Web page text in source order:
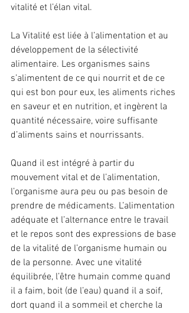
vitalité et l’élan vital.
La Vitalité est liée à l’alimentation et au
développement de la sélectivité
alimentaire. Les organismes sains
s’alimentent de ce qui nourrit et de ce
qui est bon pour eux, les aliments riches
en saveur et en nutrition, et ingèrent la
quantité nécessaire, voire suffisante
d’aliments sains et nourrissants.
Quand il est intégré à partir du
mouvement vital et de l’alimentation,
l’organisme aura peu ou pas besoin de
prendre de médicaments. L’alimentation
adéquate et l’alternance entre le travail
et le repos sont des expressions de base
de la vitalité de l’organisme humain ou
de la personne. Avec une vitalité
équilibrée, l’être humain comme quand
il a faim, boit (de l’eau) quand il a soif,
dort quand il a sommeil et cherche la